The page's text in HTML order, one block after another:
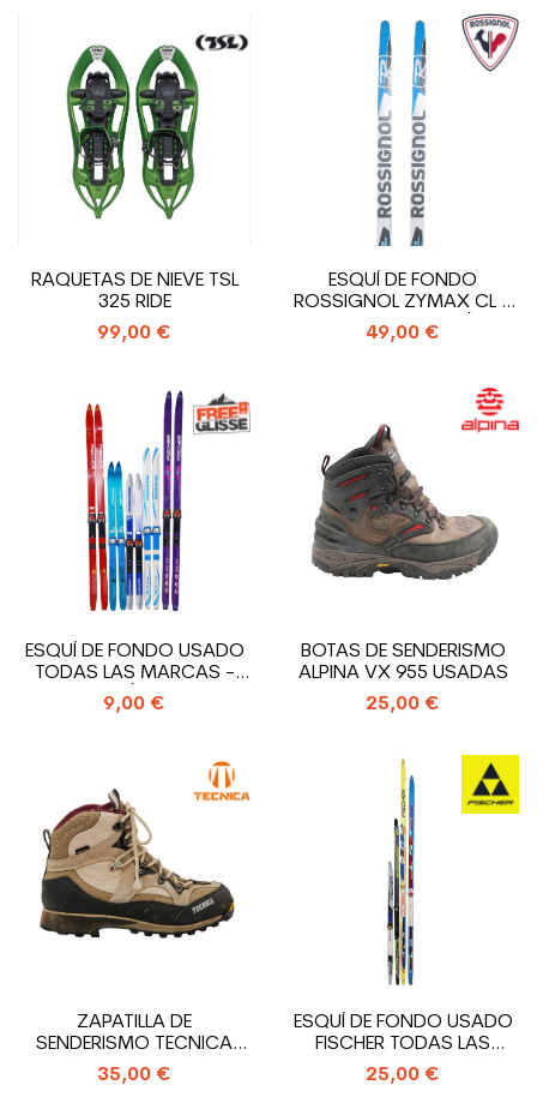
RAQUETAS DE NIEVE TSL
325 RIDE
99,00 €
ESQUÍ DE FONDO
ROSSIGNOL ZYMAX CL +
SNS PILOT FIJACIÓN
49,00 €
ESQUÍ DE FONDO USADO
TODAS LAS MARCAS -
FIJACIÓN DE...
9,00 €
BOTAS DE SENDERISMO
ALPINA VX 955 USADAS
25,00 €
ZAPATILLA DE
SENDERISMO TECNICA
TREK SPEED GTX USADA
35,00 €
ESQUÍ DE FONDO USADO
FISCHER TODAS LAS
MARCAS +...
25,00 €